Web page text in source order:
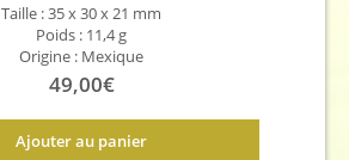
Taille : 35 x 30 x 21 mm
Poids : 11,4 g
Origine : Mexique
49,00€
Ajouter au panier